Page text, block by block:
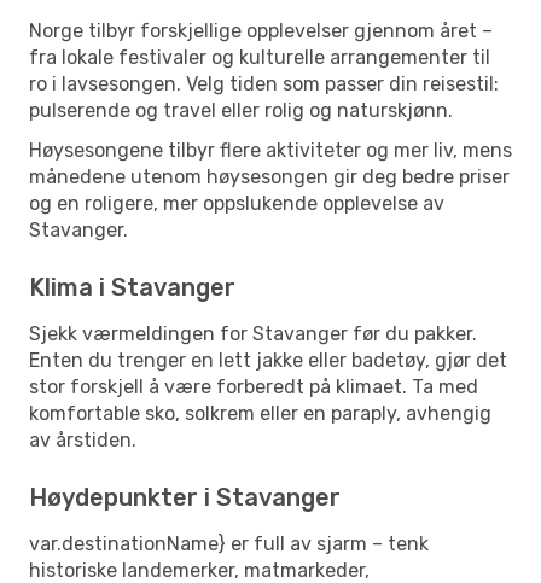
Norge tilbyr forskjellige opplevelser gjennom året –
fra lokale festivaler og kulturelle arrangementer til
ro i lavsesongen. Velg tiden som passer din reisestil:
pulserende og travel eller rolig og naturskjønn.
Høysesongene tilbyr flere aktiviteter og mer liv, mens
månedene utenom høysesongen gir deg bedre priser
og en roligere, mer oppslukende opplevelse av
Stavanger.
Klima i Stavanger
Sjekk værmeldingen for Stavanger før du pakker.
Enten du trenger en lett jakke eller badetøy, gjør det
stor forskjell å være forberedt på klimaet. Ta med
komfortable sko, solkrem eller en paraply, avhengig
av årstiden.
Høydepunkter i Stavanger
var.destinationName} er full av sjarm – tenk
historiske landemerker, matmarkeder,